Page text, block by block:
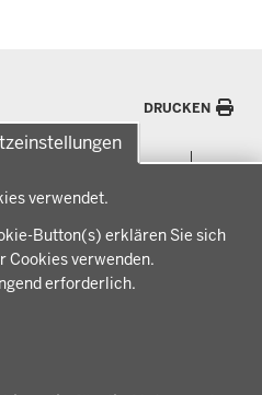
verwendet.
Button(s) erklären Sie sich
Cookies verwenden.
erforderlich.
DRUCKEN